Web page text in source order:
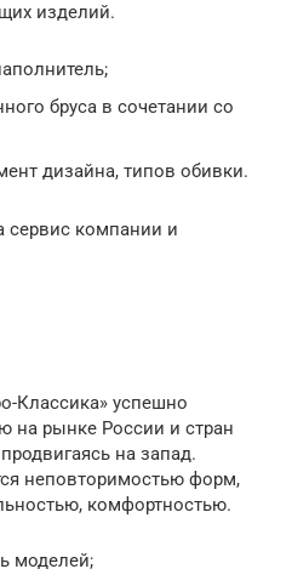
изделий.
бруса в сочетании со
дизайна, типов обивки.
сервис компании и
Классика» успешно
на рынке России и стран
на запад.
неповторимостью форм,
комфортностью.
моделей;